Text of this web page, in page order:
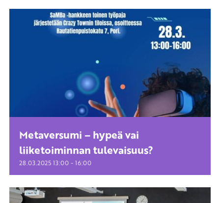
Metaversumi – hypeä vai
liiketoiminnan tulevaisuus?
28.03.2025 13:00 - 16:00